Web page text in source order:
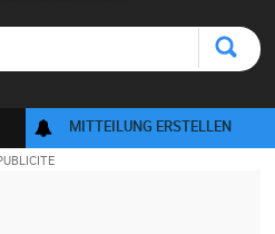
MITTEILUNG ERSTELLEN